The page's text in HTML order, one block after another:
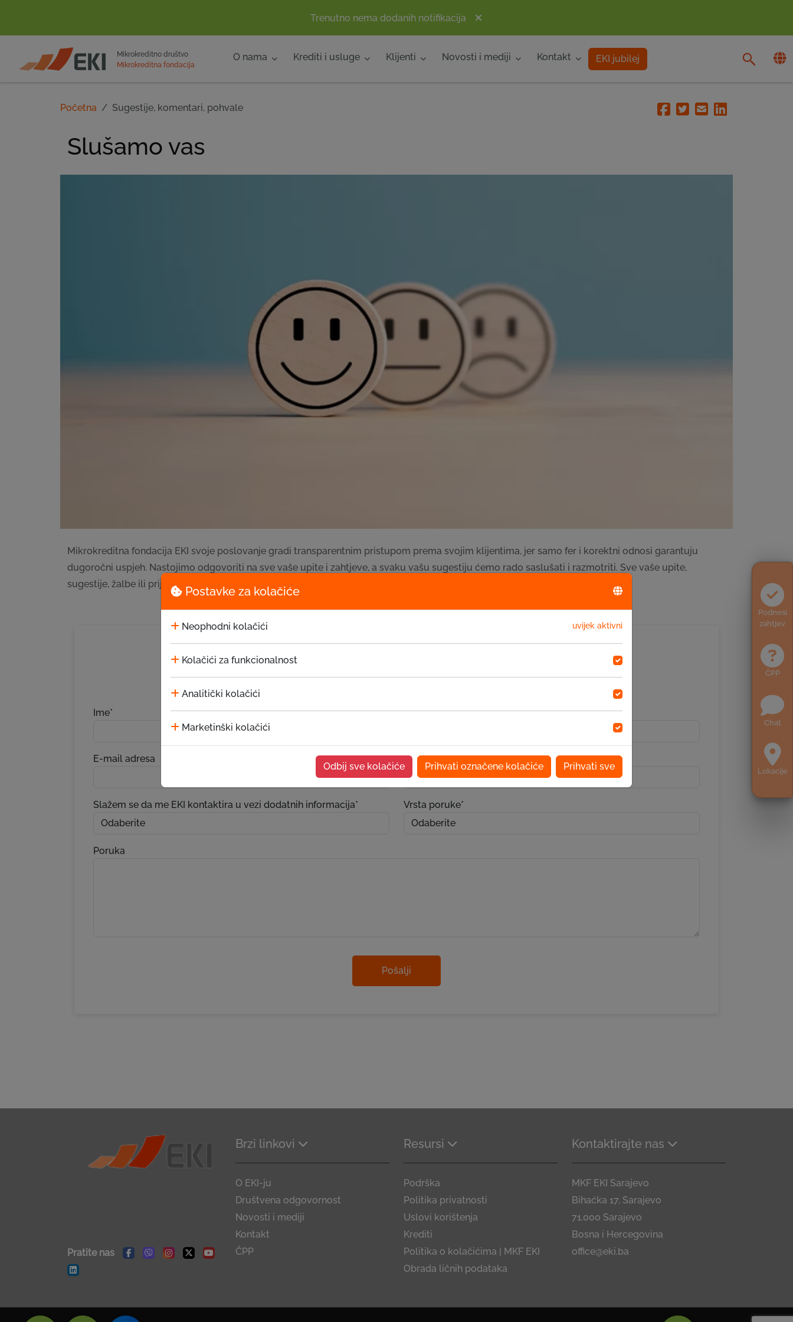
Trenutno nema dodanih notifikacija
POČETNA
Mikrokreditno društvo
Mikrokreditna fondacija
O nama Krediti i usluge Klijenti Novosti i mediji Kontakt EKI jubilej
Podnesi
zahtjev
ČPP
Chat
Lokacije
Postavke za kolačiće
Neophodni kolačići uvijek aktivni
Kolačići za funkcionalnost
Analitički kolačići
Marketinški kolačići
Odbij sve kolačiće Prihvati označene kolačiće Prihvati sve
Početna Sugestije, komentari, pohvale Facebook
TwitterEmailLinkedin
Slušamo vas
Mikrokreditna fondacija EKI svoje poslovanje gradi transparentnim pristupom prema svojim klijentima, jer samo fer i korektni odnosi garantuju
dugoročni uspjeh. Nastojimo odgovoriti na sve vaše upite i zahtjeve, a svaku vašu sugestiju ćemo rado saslušati i razmotriti. Sve vaše upite,
sugestije, žalbe ili prijedloge ćemo saslušati bez predrasuda i odmah pristupiti njihovom razmatranju i brzom rješavanju.
Sugestije, komentari i pohvale
Ime*
E-mail adresa
Slažem se da me EKI kontaktira u vezi dodatnih informacija*
Prezime*
Telefon*
Vrsta poruke*
Poruka
Pošalji
Pratite nas
Facebook
ViberInstagram
TwitterYoutube
Linkedin
Brzi linkovi
O EKI-ju
Društvena odgovornost
Novosti i mediji
Kontakt
ČPP
Resursi
Podrška
Politika privatnosti
Uslovi korištenja
Krediti
Politika o kolačićima | MKF EKI
Obrada ličnih podataka
Kontaktirajte nas
MKF EKI Sarajevo
Bihaćka 17, Sarajevo
71.000 Sarajevo
Bosna i Hercegovina
office@eki.ba